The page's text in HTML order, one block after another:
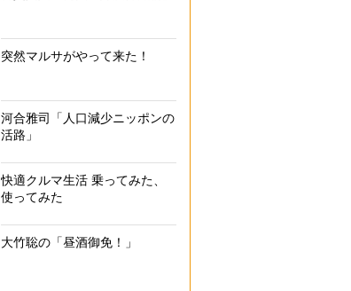
突然マルサがやって来た！
河合雅司「人口減少ニッポンの
活路」
快適クルマ生活 乗ってみた、
使ってみた
大竹聡の「昼酒御免！」